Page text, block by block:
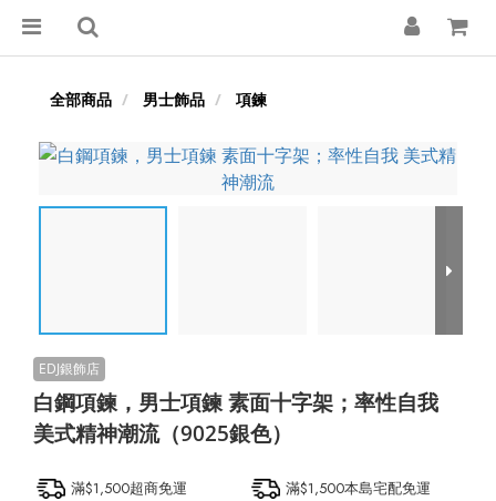
全部商品 男士飾品 項鍊
白鋼項鍊，男士項鍊 素面十字架；率性自我
美式精神潮流（9025銀色）
滿$1,500超商免運
滿$1,500本島宅配免運